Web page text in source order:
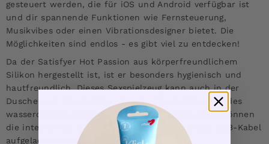
gesteuert werden, die für iOS und Android verfügbar ist
und dir spannende Funktionen wie Fernsteuerung,
Musikvibes oder einen Vibrationsdesigner bietet. Die
Möglichkeiten sind endlos - es gibt viel zu entdecken!
Da der Satisfyer Hot Passion aus körperfreundlichem
Silikon hergestellt ist, ist er besonders hygienisch und
hautfreundlich. Dieses Sexspielzeug kann auch in der
Dusche oder Badewanne verwendet werden, dank des
wasserdichten Designs (IPX7). Nach großem Spaß können
die integrierten Batterien mit dem beiliegenden USB-Kabel
aufgeladen werden.